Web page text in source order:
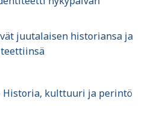
juutalaisen historiansa ja
Historia, kulttuuri ja perintö